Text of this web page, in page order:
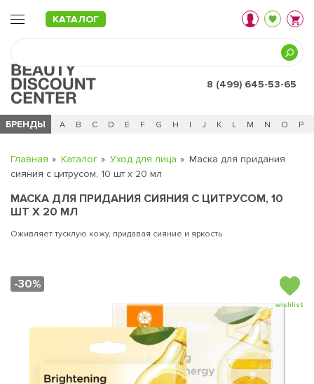
КАТАЛОГ
8 (499) 645-53-65
БРЕНДЫ
Ч 0 - 9 A B C D E F G H I J K L M N O P
Главная Каталог Уход для лица
Маска для придания
сияния с цитрусом, 10 шт х 20 мл
МАСКА ДЛЯ ПРИДАНИЯ СИЯНИЯ С ЦИТРУСОМ, 10
ШТ Х 20 МЛ
Оживляет тусклую кожу, придавая сияние и яркость
-30%
wishlist